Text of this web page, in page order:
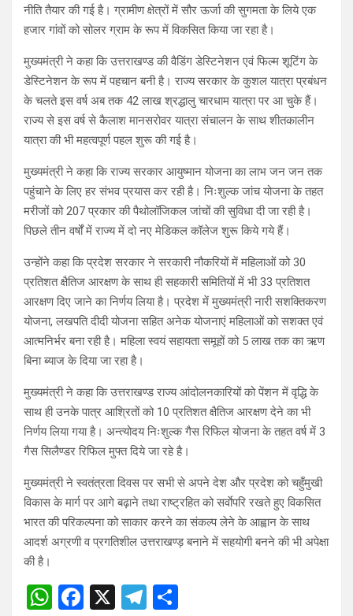
नीति तैयार की गई है। ग्रामीण क्षेत्रों में सौर ऊर्जा की सुगमता के लिये एक
हजार गांवों को सोलर ग्राम के रूप में विकसित किया जा रहा है।
मुख्यमंत्री ने कहा कि उत्तराखण्ड की वैडिंग डेस्टिनेशन एवं फिल्म शूटिंग के
डेस्टिनेशन के रूप में पहचान बनी है। राज्य सरकार के कुशल यात्रा प्रबंधन
के चलते इस वर्ष अब तक 42 लाख श्रद्धालु चारधाम यात्रा पर आ चुके हैं।
राज्य से इस वर्ष से कैलाश मानसरोवर यात्रा संचालन के साथ शीतकालीन
यात्रा की भी महत्वपूर्ण पहल शुरू की गई है।
मुख्यमंत्री ने कहा कि राज्य सरकार आयुष्मान योजना का लाभ जन जन तक
पहुंचाने के लिए हर संभव प्रयास कर रही है। निःशुल्क जांच योजना के तहत
मरीजों को 207 प्रकार की पैथोलॉजिकल जांचों की सुविधा दी जा रही है।
पिछले तीन वर्षों में राज्य में दो नए मेडिकल कॉलेज शुरू किये गये हैं।
उन्होंने कहा कि प्रदेश सरकार ने सरकारी नौकरियों में महिलाओं को 30
प्रतिशत क्षैतिज आरक्षण के साथ ही सहकारी समितियों में भी 33 प्रतिशत
आरक्षण दिए जाने का निर्णय लिया है। प्रदेश में मुख्यमंत्री नारी सशक्तिकरण
योजना, लखपति दीदी योजना सहित अनेक योजनाएं महिलाओं को सशक्त एवं
आत्मनिर्भर बना रही है। महिला स्वयं सहायता समूहों को 5 लाख तक का ऋण
बिना ब्याज के दिया जा रहा है।
मुख्यमंत्री ने कहा कि उत्तराखण्ड राज्य आंदोलनकारियों को पेंशन में वृद्धि के
साथ ही उनके पात्र आश्रितों को 10 प्रतिशत क्षैतिज आरक्षण देने का भी
निर्णय लिया गया है। अन्त्योदय निःशुल्क गैस रिफिल योजना के तहत वर्ष में 3
गैस सिलैण्डर रिफिल मुफ्त दिये जा रहे है।
मुख्यमंत्री ने स्वतंत्रता दिवस पर सभी से अपने देश और प्रदेश को चहुँमुखी
विकास के मार्ग पर आगे बढ़ाने तथा राष्ट्रहित को सर्वाेपरि रखते हुए विकसित
भारत की परिकल्पना को साकार करने का संकल्प लेने के आह्वान के साथ
आदर्श अग्रणी व प्रगतिशील उत्तराखण्ड़ बनाने में सहयोगी बनने की भी अपेक्षा
की है।
W F
X
T